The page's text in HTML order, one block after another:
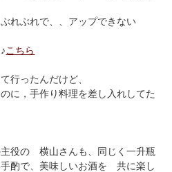
れぶれで、、アップできない
こちら
行ったんだけど、
に，手作り料理を差し入れしてた
役の 横山さんも、同じく一升瓶
酌で、美味しいお酒を 共に楽し